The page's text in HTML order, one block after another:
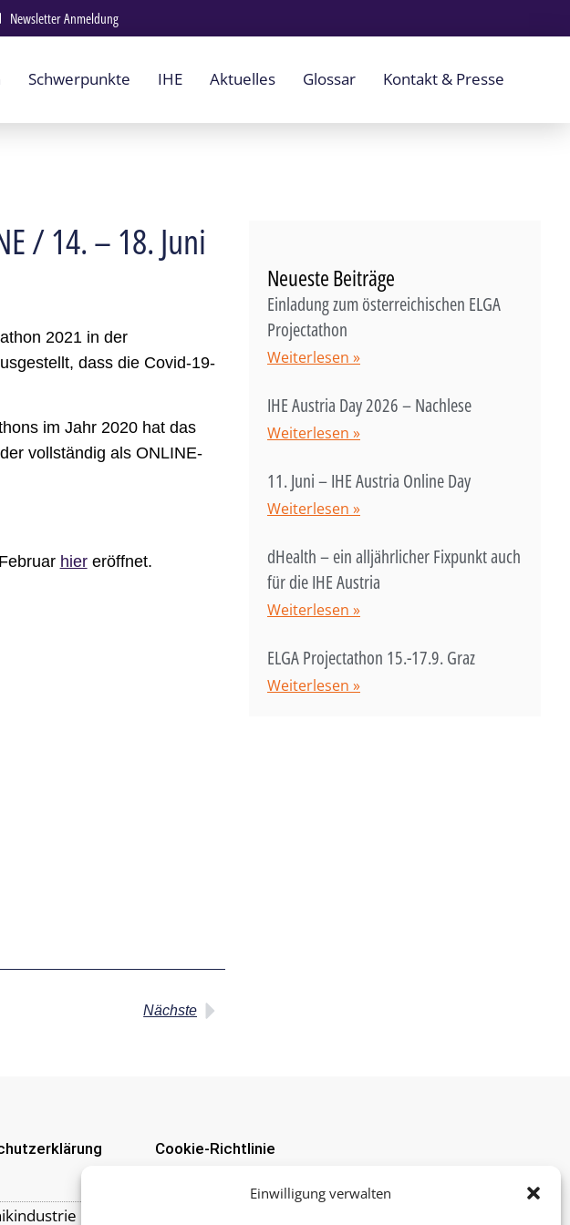
Einwilligung verwalten
Newsletter Anmeldung
Schwerpunkte IHE Aktuelles Glossar Kontakt & Presse
/ 14. – 18. Juni
2021 in der
dass die Covid-19-
im Jahr 2020 hat das
vollständig als ONLINE-
hiereröffnet.
Nächste
Neueste Beiträge
Einladung zum österreichischen ELGA
Projectathon
Weiterlesen »
IHE Austria Day 2026 – Nachlese
Weiterlesen »
11. Juni – IHE Austria Online Day
Weiterlesen »
dHealth – ein alljährlicher Fixpunkt auch
für die IHE Austria
Weiterlesen »
ELGA Projectathon 15.-17.9. Graz
Weiterlesen »
Cookie-Richtlinie
| Mariahilfer Straße 37-39 | A-1060 Wien |